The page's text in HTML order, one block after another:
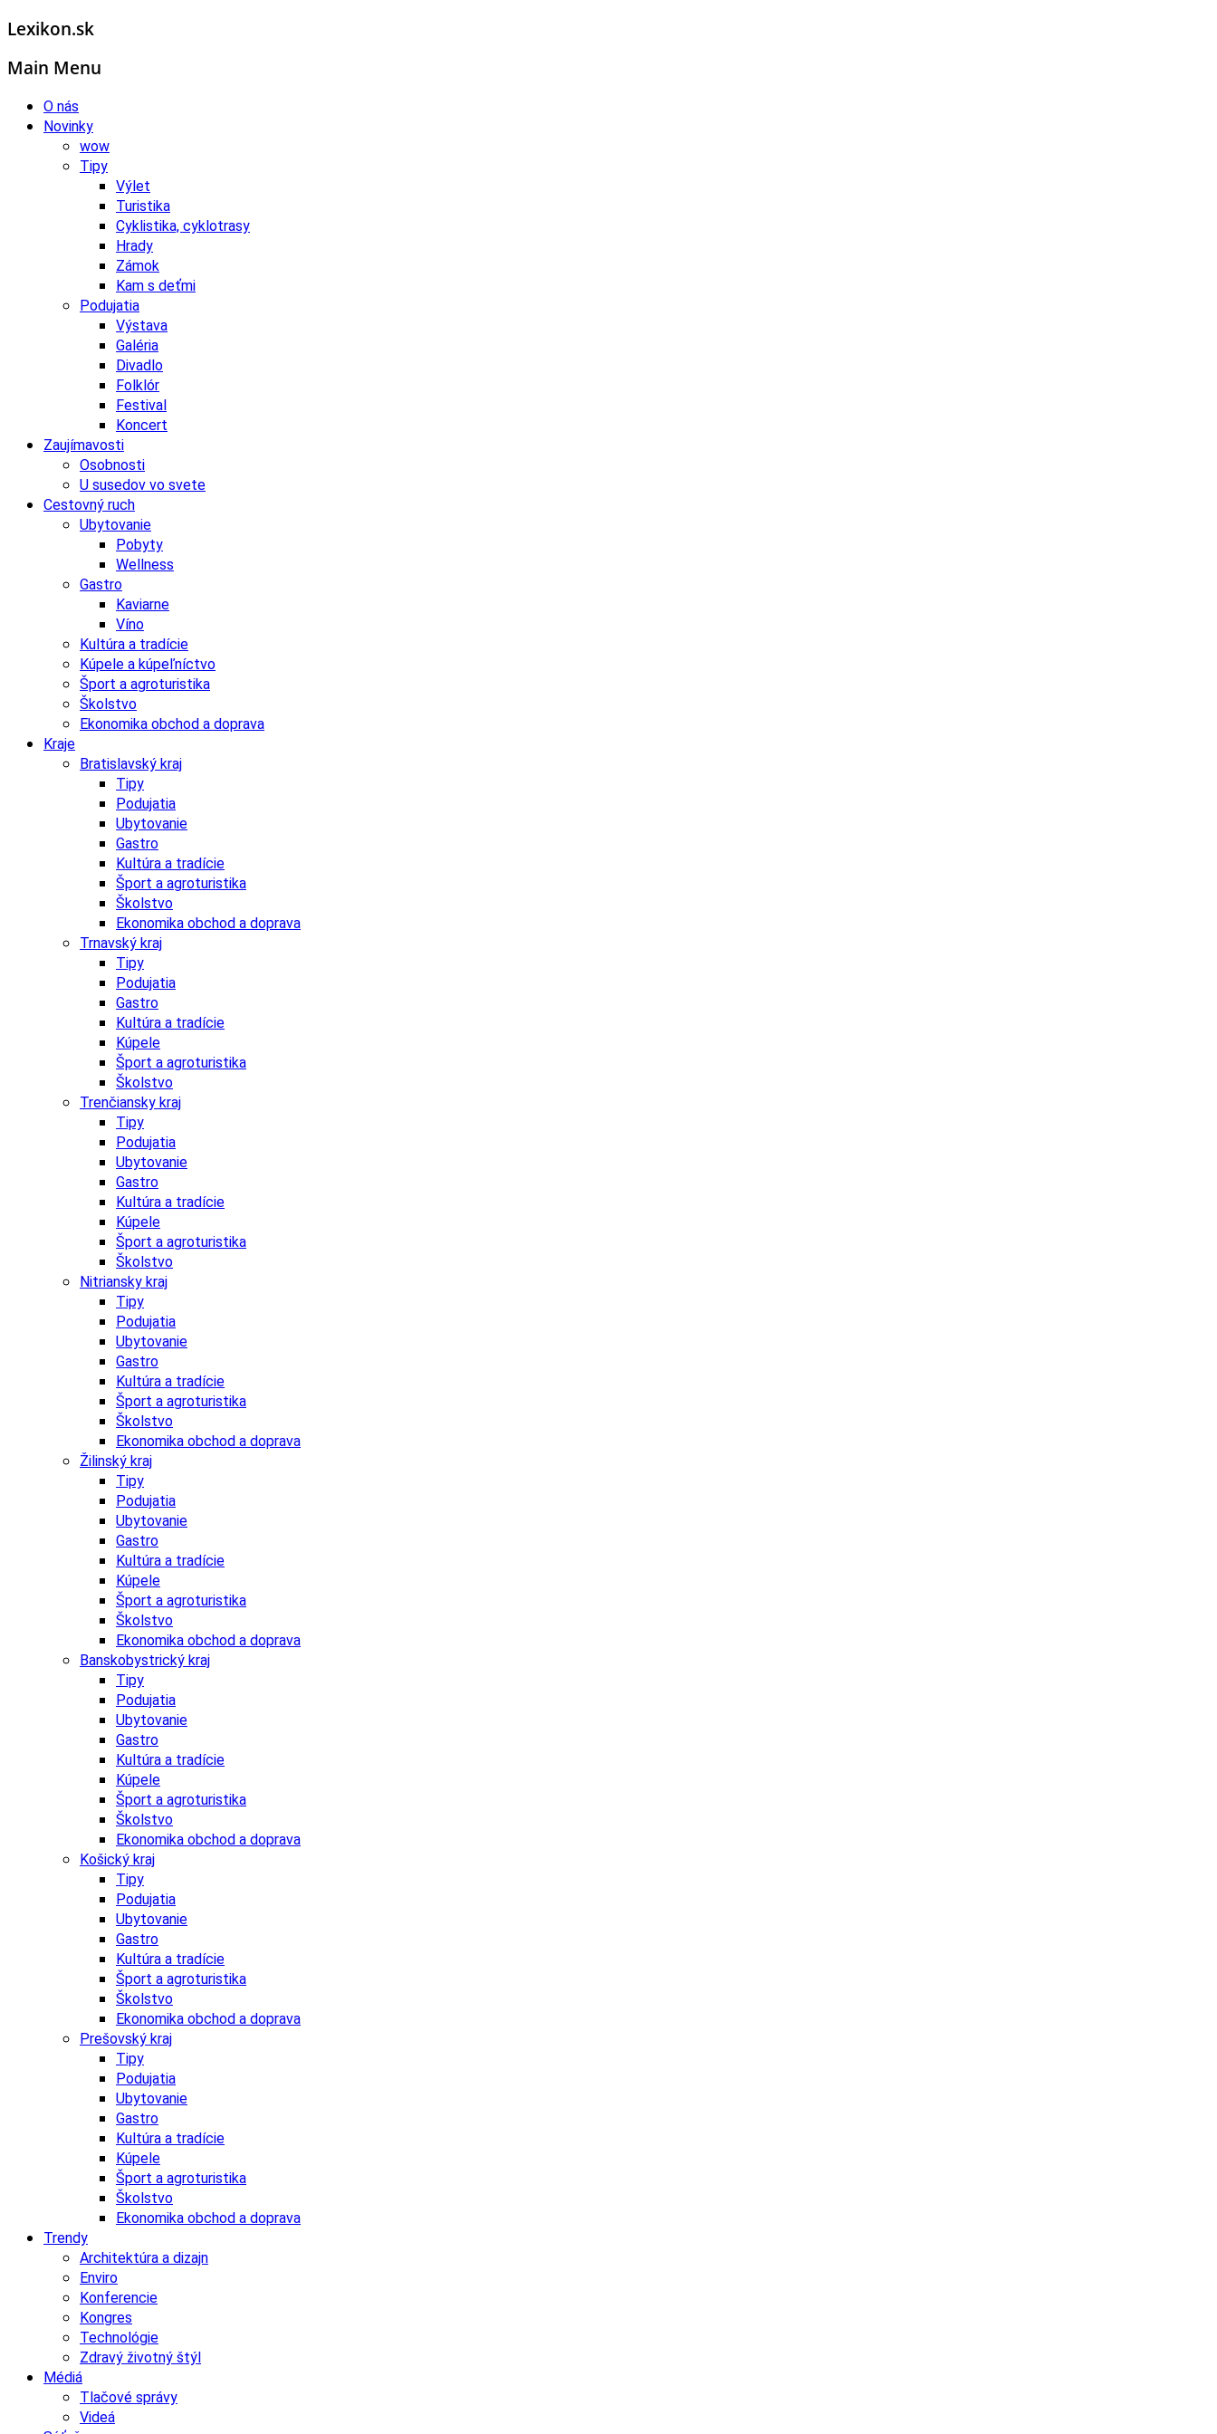
Lexikon.sk
Main Menu
O nás
Novinky
wow
Tipy
Výlet
Turistika
Cyklistika, cyklotrasy
Hrady
Zámok
Kam s deťmi
Podujatia
Výstava
Galéria
Divadlo
Folklór
Festival
Koncert
Zaujímavosti
Osobnosti
U susedov vo svete
Cestovný ruch
Ubytovanie
Pobyty
Wellness
Gastro
Kaviarne
Víno
Kultúra a tradície
Kúpele a kúpeľníctvo
Šport a agroturistika
Školstvo
Ekonomika obchod a doprava
Kraje
Bratislavský kraj
Tipy
Podujatia
Ubytovanie
Gastro
Kultúra a tradície
Šport a agroturistika
Školstvo
Ekonomika obchod a doprava
Trnavský kraj
Tipy
Podujatia
Gastro
Kultúra a tradície
Kúpele
Šport a agroturistika
Školstvo
Trenčiansky kraj
Tipy
Podujatia
Ubytovanie
Gastro
Kultúra a tradície
Kúpele
Šport a agroturistika
Školstvo
Nitriansky kraj
Tipy
Podujatia
Ubytovanie
Gastro
Kultúra a tradície
Šport a agroturistika
Školstvo
Ekonomika obchod a doprava
Žilinský kraj
Tipy
Podujatia
Ubytovanie
Gastro
Kultúra a tradície
Kúpele
Šport a agroturistika
Školstvo
Ekonomika obchod a doprava
Banskobystrický kraj
Tipy
Podujatia
Ubytovanie
Gastro
Kultúra a tradície
Kúpele
Šport a agroturistika
Školstvo
Ekonomika obchod a doprava
Košický kraj
Tipy
Podujatia
Ubytovanie
Gastro
Kultúra a tradície
Šport a agroturistika
Školstvo
Ekonomika obchod a doprava
Prešovský kraj
Tipy
Podujatia
Ubytovanie
Gastro
Kultúra a tradície
Kúpele
Šport a agroturistika
Školstvo
Ekonomika obchod a doprava
Trendy
Architektúra a dizajn
Enviro
Konferencie
Kongres
Technológie
Zdravý životný štýl
Médiá
Tlačové správy
Videá